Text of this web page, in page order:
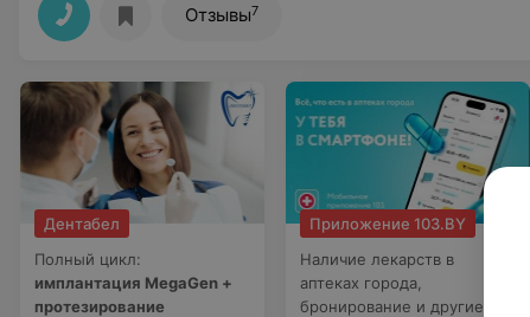
Отзывы7
Дентабел
Полный цикл:
имплантация MegaGen +
протезирование
Приложение 103.BY
Наличие лекарств в
аптеках города,
бронирование и другие